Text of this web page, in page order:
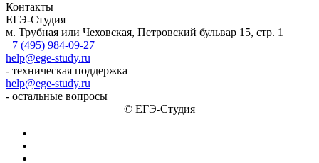
Контакты
ЕГЭ-Студия
м. Трубная или Чеховская, Петровский бульвар 15, стр. 1
+7 (495) 984-09-27
help@ege-study.ru
- техническая поддержка
help@ege-study.ru
- остальные вопросы
© ЕГЭ-Студия